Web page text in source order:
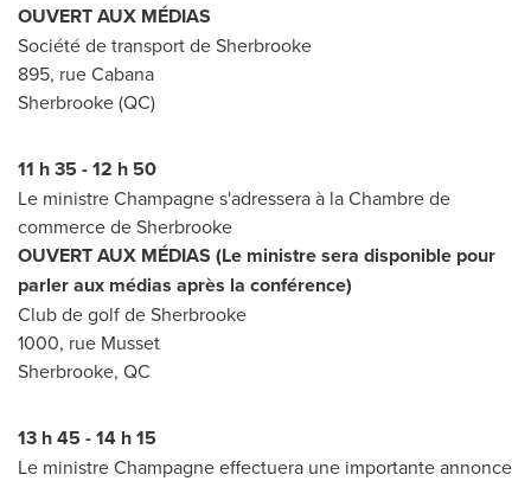
OUVERT AUX MÉDIAS
Société de transport deSherbrooke
895, rue Cabana
Sherbrooke(QC)
11 h 35 - 12 h 50
Le ministre Champagne s'adressera à laChambre de
commerce deSherbrooke
OUVERT AUX MÉDIAS (Le ministre sera disponible pour
parler aux médias après la conférence)
Club de golf deSherbrooke
1000, rue Musset
Sherbrooke, QC
13 h 45 - 14 h 15
Le ministre Champagne effectuera une importante annonce